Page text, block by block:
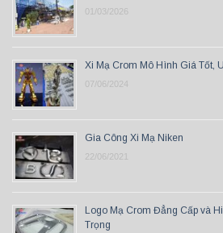
01/03/2026
Xi Mạ Crom Mô Hình Giá Tốt,
07/06/2024
Gia Công Xi Mạ Niken
22/06/2021
Logo Mạ Crom Đẳng Cấp và
Trọng